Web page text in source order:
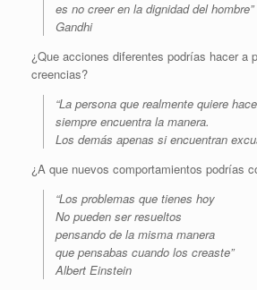
es no creer en la dignidad del hombre”
Gandhi
¿Que acciones diferentes podrías hacer a
creencias?
“La persona que realmente quiere
siempre encuentra la manera.
Los demás apenas si encuentran
¿A que nuevos comportamientos podrías
“Los problemas que tienes hoy
No pueden ser resueltos
pensando de la misma manera
que pensabas cuando los creaste”
Albert Einstein